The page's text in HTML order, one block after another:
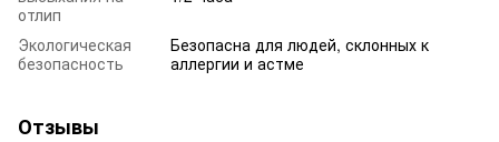
отлип
Экологическая
безопасность
Безопасна для людей, склонных к
аллергии и астме
Отзывы